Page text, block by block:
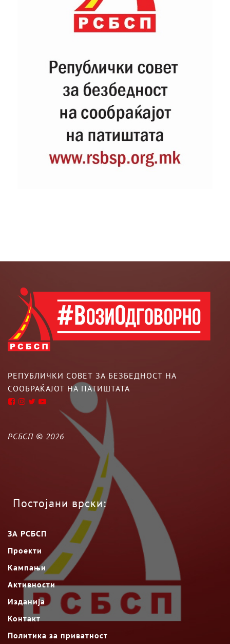
РЕПУБЛИЧКИ СОВЕТ ЗА БЕЗБЕДНОСТ НА
СООБРАЌАЈОТ НА ПАТИШТАТА
РСБСП © 2026
Постојани врски:
ЗА РСБСП
Проекти
Кампањи
Активности
Изданија
Контакт
Политика за приватност